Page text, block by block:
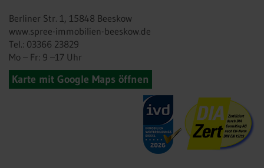
Berliner Str. 1, 15848 Beeskow
www.spree-immobilien-beeskow.de
Tel.: 03366 23829
Mo – Fr: 9 –17 Uhr
Karte mit Google Maps öffnen